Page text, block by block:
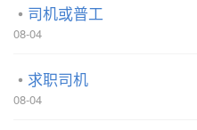
司机或普工
08-04
求职司机
08-04